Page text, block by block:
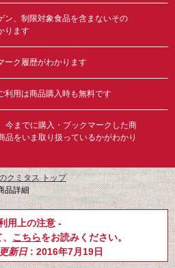
ン、制限対象食品を含まないその
ります
ーク履歴がわかります
利用は商品購入時も無料です
今までに購入・ブックマークした商
品をいま取り扱っているかがわかり
クミタス トップ
品詳細
用上の注意 -
こちらをお読みください。
新日: 2016年7月19日